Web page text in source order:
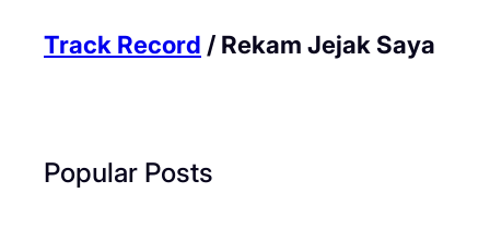
Track Record / Rekam Jejak Saya
Popular Posts